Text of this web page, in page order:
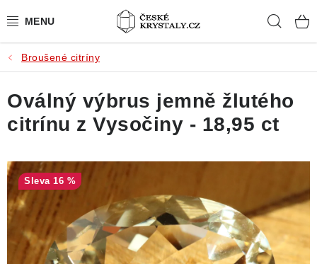
na
PŘÍRODNÍ KAMENY
BROUŠENÉ KAMENY
MISTROVSKÉ KRYSTALY
ŠPERKY S KAMENY
SLEVY
VIDEOGALERIE
Broušené citríny
Oválný výbrus jemně žlutého
citrínu z Vysočiny - 18,95 ct
16 %